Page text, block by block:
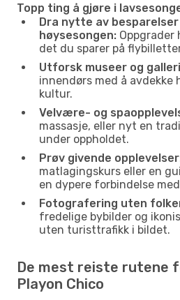
Topp ting å gjøre i
Dra nytte av
høysesongen:
det du sparer på
Utforsk museer og
innendørs med å avdekke
kultur.
Velvære- og
massasje, eller nyt en
under oppholdet.
Prøv givende
matlagingskurs eller en
en dypere forbindelse
Fotografering uten
fredelige bybilder og
uten turisttrafikk i bildet.
De mest reiste rutene
Playon Chico